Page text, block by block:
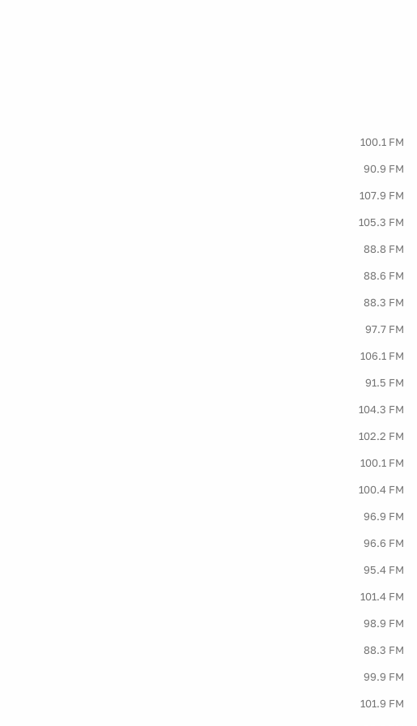
100.1 FM
90.9 FM
107.9 FM
105.3 FM
88.8 FM
88.6 FM
88.3 FM
97.7 FM
106.1 FM
91.5 FM
104.3 FM
102.2 FM
100.1 FM
100.4 FM
96.9 FM
96.6 FM
95.4 FM
101.4 FM
98.9 FM
88.3 FM
99.9 FM
101.9 FM